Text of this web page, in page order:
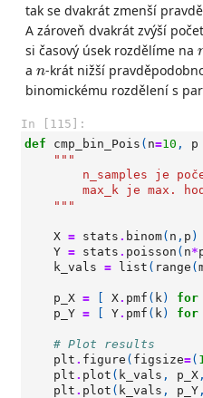
tak se dvakrát zmenší
A zároveň dvakrát zvýší
si časový úsek rozdělíme na
a n
n-krát nižší
binomickému rozdělení s
In [115]:
def
cmp_bin_Pois ( n=10 , p
"""
n_samples je
max_k je max.
    """
X = stats . binom( n , p )
Y = stats . poisson ( n*
k_vals = list ( range (
p_X = X. pmf ( k) for
p_Y = Y. pmf ( k) for
# Plot results
plt . figure ( figsize=(
plt . plot ( k_vals , p_X ,
plt . plot ( k_vals , p_Y ,